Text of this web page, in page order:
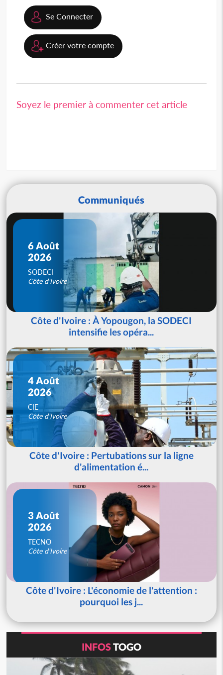
Se Connecter
Créer votre compte
Soyez le premier à commenter cet article
Communiqués
6 Août
2026
SODECI
Côte d'Ivoire
Côte d'Ivoire : À Yopougon, la SODECI
intensifie les opéra...
4 Août
2026
CIE
Côte d'Ivoire
Côte d'Ivoire : Pertubations sur la ligne
d'alimentation é...
3 Août
2026
TECNO
Côte d'Ivoire
Côte d'Ivoire : L'économie de l'attention :
pourquoi les j...
INFOSTOGO